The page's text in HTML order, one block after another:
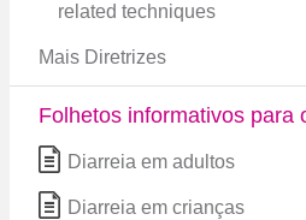
related techniques
Mais Diretrizes
Folhetos informativos para
Diarreia em adultos
Diarreia em crianças